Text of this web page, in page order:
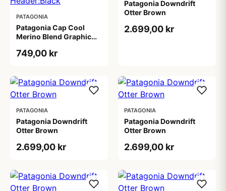
PATAGONIA
Patagonia Cap Cool
Merino Blend Graphic
Header:Black
749,00 kr
Patagonia Downdrift
Otter Brown
2.699,00 kr
PATAGONIA
Patagonia Downdrift
Otter Brown
2.699,00 kr
PATAGONIA
Patagonia Downdrift
Otter Brown
2.699,00 kr